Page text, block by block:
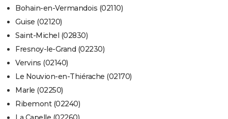
Bohain-en-Vermandois (02110)
Guise (02120)
Saint-Michel (02830)
Fresnoy-le-Grand (02230)
Vervins (02140)
Le Nouvion-en-Thiérache (02170)
Marle (02250)
Ribemont (02240)